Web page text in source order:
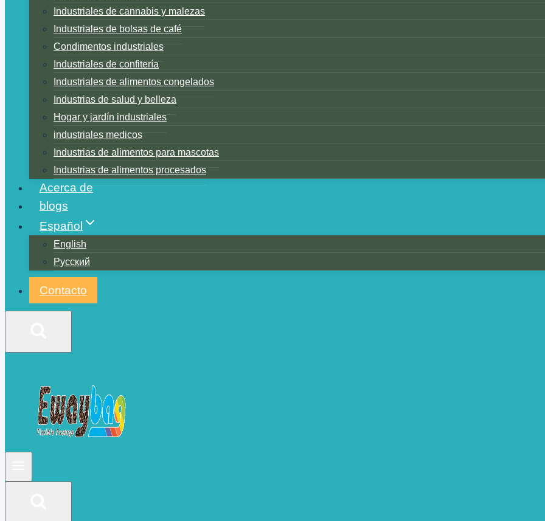
Industriales de cannabis y malezas
Industriales de bolsas de café
Condimentos industriales
Industriales de confitería
Industriales de alimentos congelados
Industrias de salud y belleza
Hogar y jardín industriales
industriales medicos
Industrias de alimentos para mascotas
Industrias de alimentos procesados
Acerca de
blogs
Español
English
Русский
Contacto